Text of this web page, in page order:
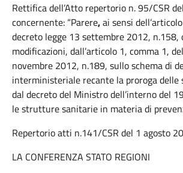
Rettifica dell’Atto repertorio n. 95/CSR
concernente: “Parere,ai sensi
decreto legge 13 settembre 2012, n.158,
modificazioni, dall’articolo 1, comma 1,
novembre 2012, n.189, sullo schema di
interministeriale recante la proroga delle
dal decreto del Ministro dell’interno del
le strutture sanitarie in materia di
Repertorio atti n.141/CSR del 1 agosto
LA CONFERENZA STATO REGIONI